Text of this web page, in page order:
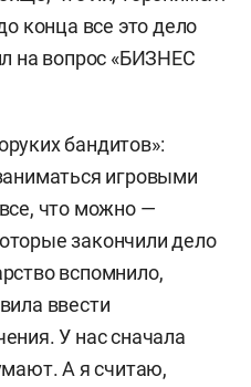
конца все это дело
на вопрос «БИЗНЕС
бандитов»:
игровыми
что можно —
закончили дело
вспомнило,
ввести
У нас сначала
А я считаю,